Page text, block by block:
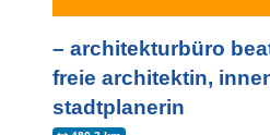
– architekturbüro
freie architektin,
stadtplanerin